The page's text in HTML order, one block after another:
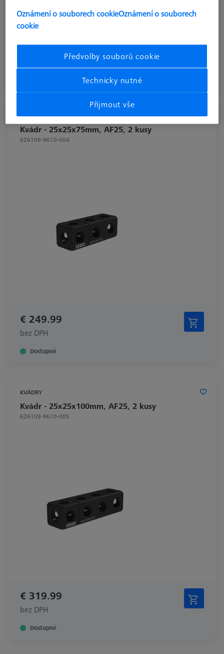
€ 194.99
KVÁDRY
Kvádr - 25x25x75mm, AF25, 2 kusy
626109-9610-004
€ 249.99
bez DPH
Dostupné
KVÁDRY
Kvádr - 25x25x100mm, AF25, 2 kusy
626109-9610-005
€ 319.99
bez DPH
Dostupné
Oznámení o souborech cookieOznámení o souborech
cookie
Předvolby souborů cookie
Technicky nutné
Přijmout vše